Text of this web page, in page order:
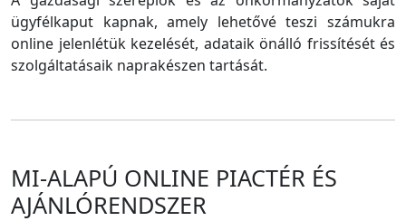
ügyfélkaput kapnak, amely lehetővé teszi számukra
online jelenlétük kezelését, adataik önálló frissítését és
szolgáltatásaik naprakészen tartását.
MI-ALAPÚ ONLINE PIACTÉR ÉS
AJÁNLÓRENDSZER